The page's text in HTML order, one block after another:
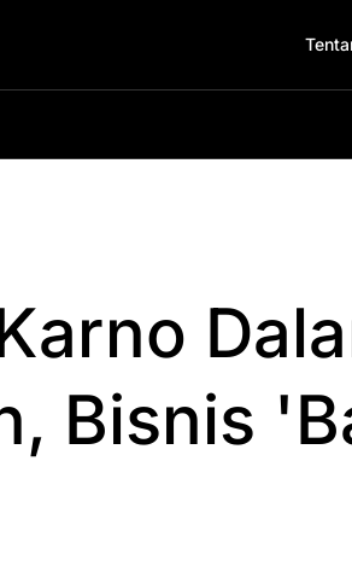
Bisnis